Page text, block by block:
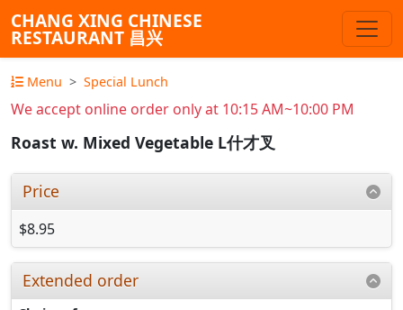
CHANG XING CHINESE
RESTAURANT 昌兴
Menu Special Lunch
We accept online order only at 10:15 AM~10:00 PM
Roast w. Mixed Vegetable L什才叉
Price
$8.95
Extended order